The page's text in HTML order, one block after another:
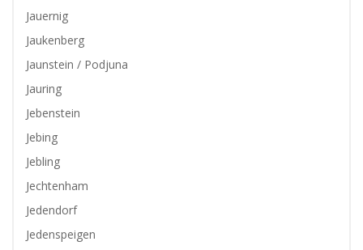
Jauernig
Jaukenberg
Jaunstein / Podjuna
Jauring
Jebenstein
Jebing
Jebling
Jechtenham
Jedendorf
Jedenspeigen